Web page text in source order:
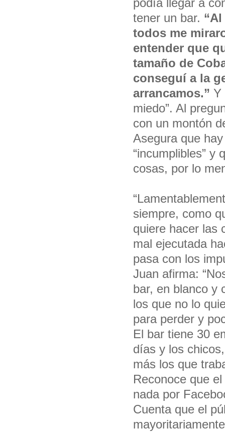
podía llegar a
tener un bar.
todos me
entender que
tamaño de
conseguí a la
arrancamos.” Y
miedo”. Al
con un montón
Asegura que
“incumplibles” y
cosas, por lo
siempre, como
quiere hacer las
mal ejecutada
pasa con los
Juan afirma:
bar, en blanco y
los que no lo
para perder y
El bar tiene 30
días y los
más los que
Reconoce que
nada por
Cuenta que el